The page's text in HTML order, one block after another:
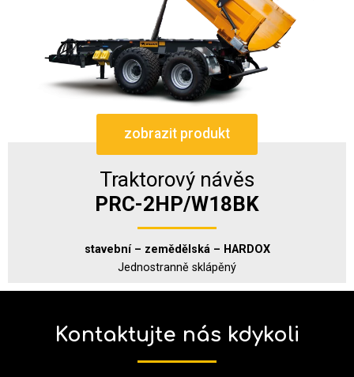
zobrazit produkt
Traktorový návěs
PRC-2HP/W18BK
stavební – zemědělská – HARDOX
Jednostranně sklápěný
Kontaktujte nás kdykoli